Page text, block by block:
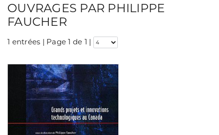
OUVRAGES PAR PHILIPPE
FAUCHER
1 entrées | Page 1 de 1 |